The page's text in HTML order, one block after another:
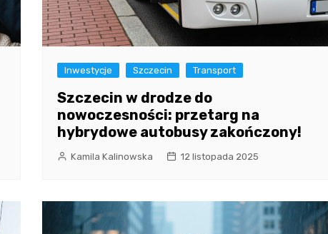
Inwestycje Szczecin Transport
Szczecin w drodze do
nowoczesności: przetarg na
hybrydowe autobusy zakończony!
Kamila Kalinowska 12 listopada 2025